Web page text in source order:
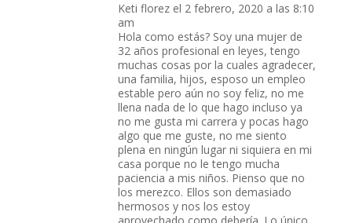
Keti florez el 2 febrero, 2020 a las 8:10
am
Hola como estás? Soy una mujer de
32 años profesional en leyes, tengo
muchas cosas por la cuales agradecer,
una familia, hijos, esposo un empleo
estable pero aún no soy feliz, no me
llena nada de lo que hago incluso ya
no me gusta mi carrera y pocas hago
algo que me guste, no me siento
plena en ningún lugar ni siquiera en mi
casa porque no le tengo mucha
paciencia a mis niños. Pienso que no
los merezco. Ellos son demasiado
hermosos y nos los estoy